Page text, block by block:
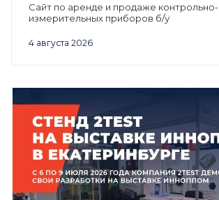
4 августа 2026
Сайт по аренде и продаже контрольно-
измерительных приборов б/у